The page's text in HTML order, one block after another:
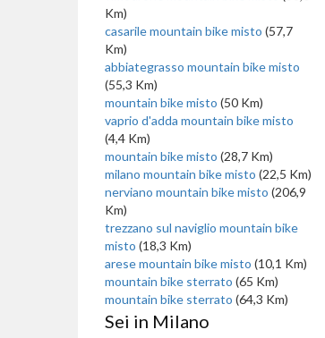
Km)
casarile mountain bike misto (57,7
Km)
abbiategrasso mountain bike misto
(55,3 Km)
mountain bike misto (50 Km)
vaprio d'adda mountain bike misto
(4,4 Km)
mountain bike misto (28,7 Km)
milano mountain bike misto (22,5 Km)
nerviano mountain bike misto (206,9
Km)
trezzano sul naviglio mountain bike
misto (18,3 Km)
arese mountain bike misto (10,1 Km)
mountain bike sterrato (65 Km)
mountain bike sterrato (64,3 Km)
Sei in Milano